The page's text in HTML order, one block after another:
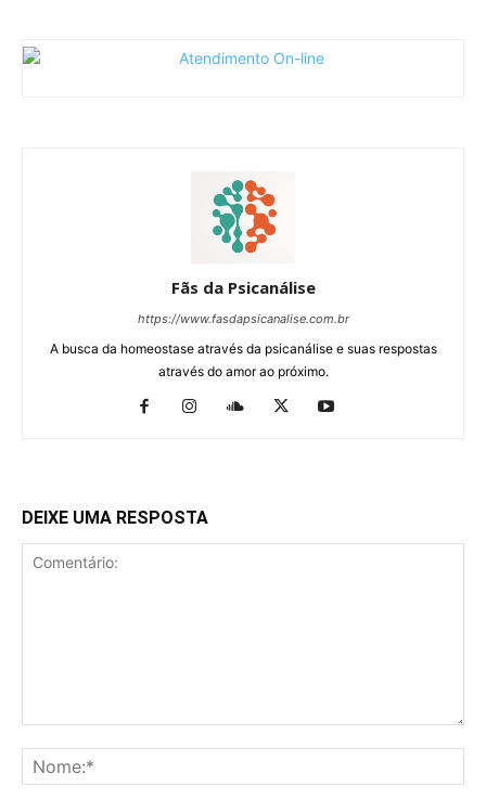
Fãs da Psicanálise
https://www.fasdapsicanalise.com.br
A busca da homeostase através da psicanálise e suas respostas
através do amor ao próximo.
DEIXE UMA RESPOSTA